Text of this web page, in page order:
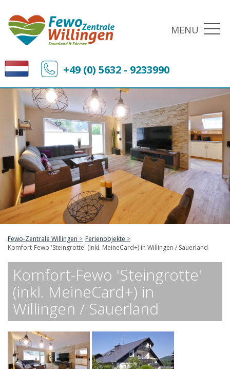
MENU
+49 (0) 5632 - 9233990
Fewo-Zentrale Willingen
Ferienobjekte
Komfort-Fewo 'Steingrotte' (inkl. MeineCard+) in Willingen / Sauerland
Komfort-Fewo 'Steingrotte'
(inkl. MeineCard+) in
Willingen / Sauerland